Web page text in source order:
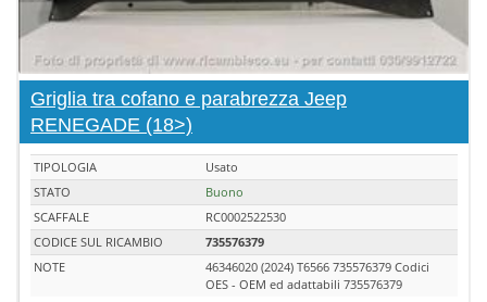
Griglia tra cofano e parabrezza Jeep
RENEGADE (18>)
TIPOLOGIA
Usato
STATO
Buono
SCAFFALE
RC0002522530
CODICE SUL RICAMBIO
735576379
NOTE
46346020 (2024) T6566 735576379 Codici
OES - OEM ed adattabili 735576379